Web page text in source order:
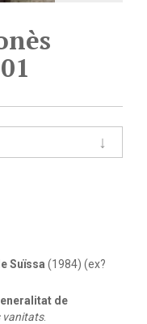
Suïssa (1984) (ex?
de
vanitats.